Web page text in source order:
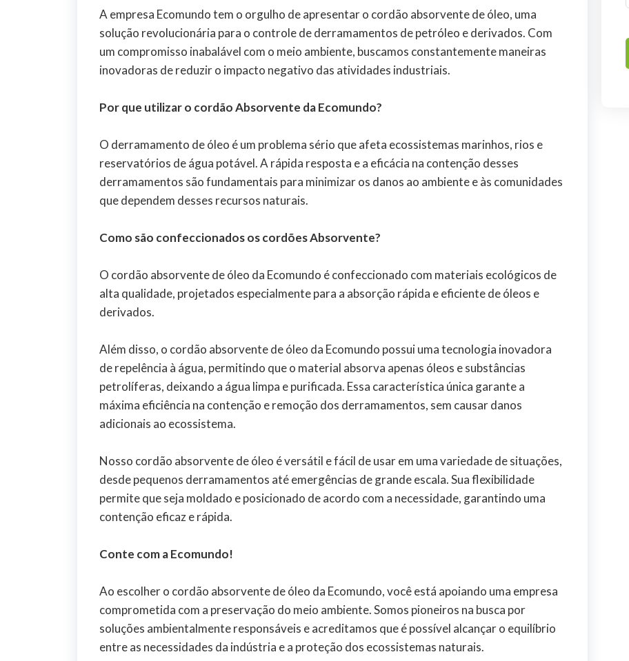
A empresa Ecomundo tem o orgulho de apresentar o cordão absorvente de óleo, uma
solução revolucionária para o controle de derramamentos de petróleo e derivados. Com
um compromisso inabalável com o meio ambiente, buscamos constantemente maneiras
inovadoras de reduzir o impacto negativo das atividades industriais.
Por que utilizar o cordão Absorvente da Ecomundo?
O derramamento de óleo é um problema sério que afeta ecossistemas marinhos, rios e
reservatórios de água potável. A rápida resposta e a eficácia na contenção desses
derramamentos são fundamentais para minimizar os danos ao ambiente e às comunidades
que dependem desses recursos naturais.
Como são confeccionados os cordões Absorvente?
O cordão absorvente de óleo da Ecomundo é confeccionado com materiais ecológicos de
alta qualidade, projetados especialmente para a absorção rápida e eficiente de óleos e
derivados.
Além disso, o cordão absorvente de óleo da Ecomundo possui uma tecnologia inovadora
de repelência à água, permitindo que o material absorva apenas óleos e substâncias
petrolíferas, deixando a água limpa e purificada. Essa característica única garante a
máxima eficiência na contenção e remoção dos derramamentos, sem causar danos
adicionais ao ecossistema.
Nosso cordão absorvente de óleo é versátil e fácil de usar em uma variedade de situações,
desde pequenos derramamentos até emergências de grande escala. Sua flexibilidade
permite que seja moldado e posicionado de acordo com a necessidade, garantindo uma
contenção eficaz e rápida.
Conte com a Ecomundo!
Ao escolher o cordão absorvente de óleo da Ecomundo, você está apoiando uma empresa
comprometida com a preservação do meio ambiente. Somos pioneiros na busca por
soluções ambientalmente responsáveis e acreditamos que é possível alcançar o equilíbrio
entre as necessidades da indústria e a proteção dos ecossistemas naturais.